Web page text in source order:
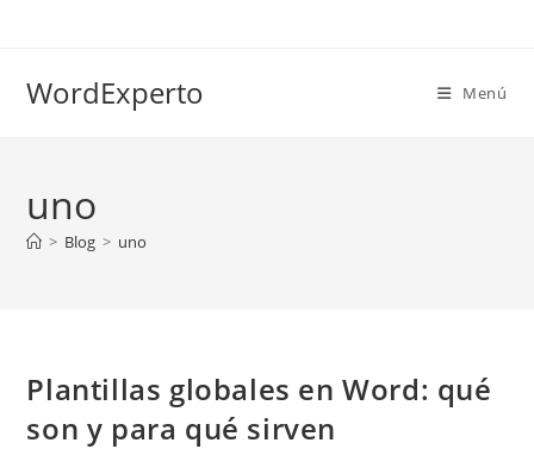
WordExperto Menú
uno
> Blog > uno
Plantillas globales en Word: qué
son y para qué sirven